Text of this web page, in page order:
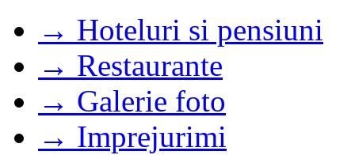
→ Hoteluri si pensiuni
→ Restaurante
→ Galerie foto
→ Imprejurimi